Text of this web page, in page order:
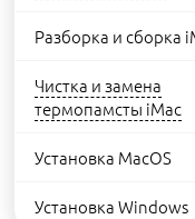
Разборка и сборка
Чистка и замена
термопамсты iMac
Установка MacOS
Установка Windows